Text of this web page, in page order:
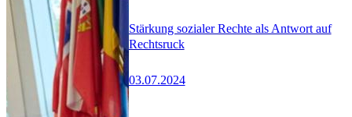
Stärkung sozialer Rechte als Antwort auf
Rechtsruck
03.07.2024